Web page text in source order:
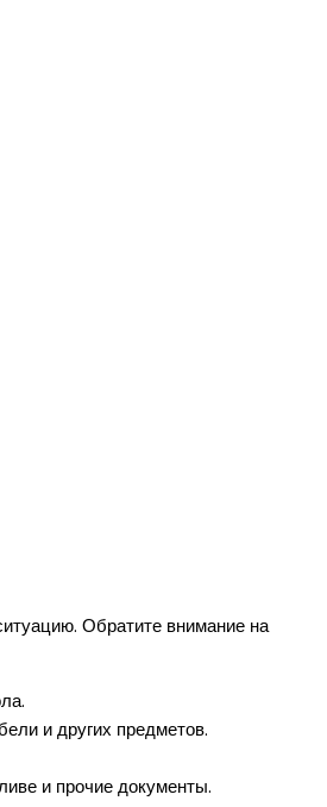
Обратите внимание на
и других предметов.
и прочие документы.